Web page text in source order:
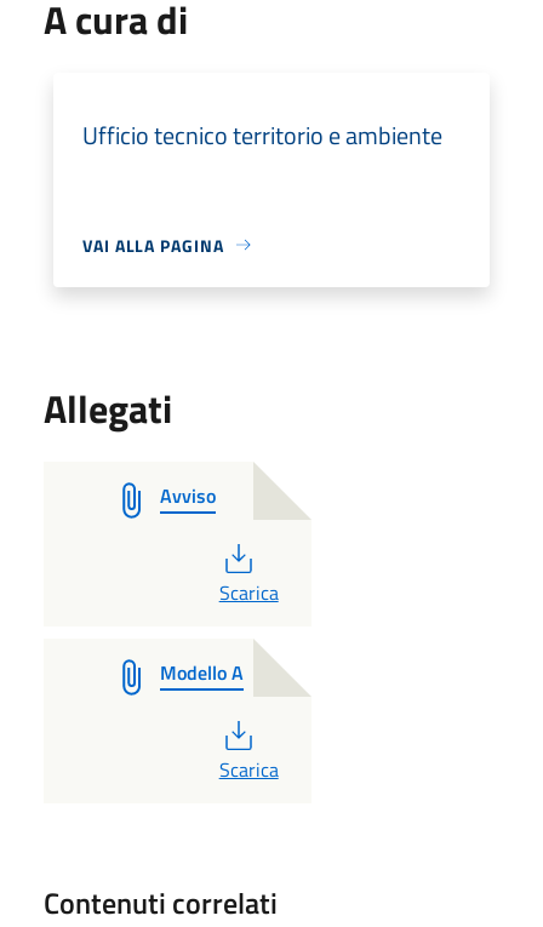
A cura di
Ufficio tecnico territorio e ambiente
VAI ALLA PAGINA
Allegati
Avviso
PDF
Scarica
Modello A
PDF
Scarica
Contenuti correlati